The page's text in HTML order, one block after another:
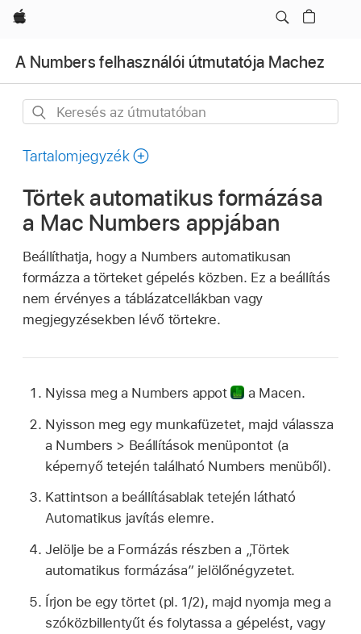
Apple
A Numbers felhasználói útmutatója Machez
Keresés
útmutatóban
Tartalomjegyzék
Törtek automatikus formázása
a Mac Numbers appjában
Beállíthatja, hogy a Numbers automatikusan
formázza a törteket gépelés közben. Ez a beállítás
nem érvényes a táblázatcellákban vagy
megjegyzésekben lévő törtekre.
Nyissa meg a Numbers appot
a Macen.
Nyisson meg egy munkafüzetet, majd válassza
a Numbers > Beállítások menüpontot (a
képernyő tetején található Numbers menüből).
Kattintson a beállításablak tetején látható
Automatikus javítás elemre.
Jelölje be a Formázás részben a „Törtek
automatikus formázása” jelölőnégyzetet.
Írjon be egy törtet (pl. 1/2), majd nyomja meg a
szóközbillentyűt és folytassa a gépelést, vagy